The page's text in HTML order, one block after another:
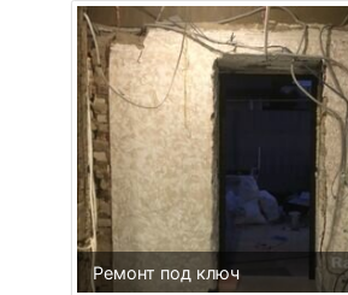
Ремонт под ключ